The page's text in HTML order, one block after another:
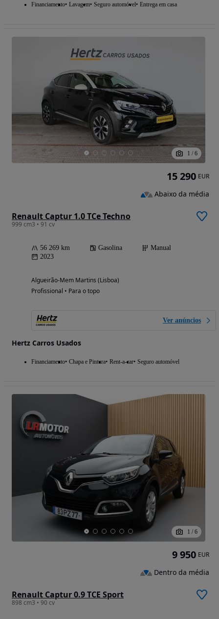
Financiamento Lavagem Seguro automóvel Entrega em casa
1 / 6
Renault Captur 1.0 TCe Techno
999 cm3 • 91 cv
56 269 km Gasolina
Manual
2023
Algueirão-Mem Martins (Lisboa)
Profissional • Para o topo
Ver anúncios
Hertz Carros Usados
Financiamento Chapa e Pintura Rent-a-car Seguro automóvel
15 290 EUR
Abaixo da média
1 / 6
Renault Captur 0.9 TCE Sport
898 cm3 • 90 cv
9 950 EUR
Dentro da média